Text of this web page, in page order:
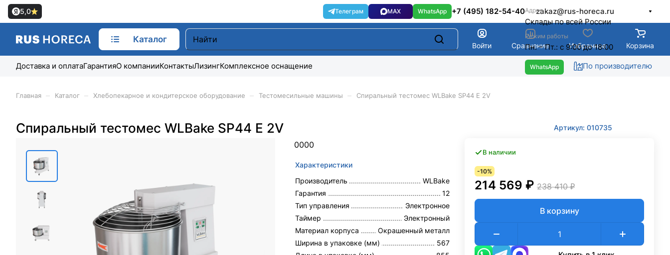
5,0 zakaz@rus-horeca.ru
+7 (495) 182-54-40Адрес
Cклады по всей России
Режим работы
Пн. – Пт.: с 9:00 до 18:00
Каталог
Войти Сравнение Избранное Корзина
Доставка и оплатаГарантияО компанииКонтактыЛизингКомплексное оснащение По производителю
Главная Каталог Хлебопекарное и кондитерское оборудование Тестомесильные машины Спиральный тестомес WLBake SP44 E 2V
Спиральный тестомес WLBake SP44 E 2V Артикул: 010735
0000
Характеристики
Производитель
WLBake
Гарантия
12
Тип управления
Электронное
Таймер
Электронный
Материал корпуса
Окрашенный металл
Ширина в упаковке (мм)
567
В наличии
-10%
214 569 ₽ 238 410 ₽
В корзину